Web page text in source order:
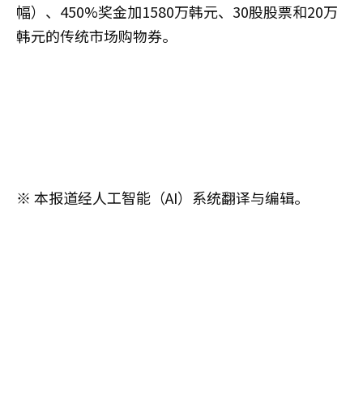
幅）、450%奖金加1580万韩元、30股股票和20万
韩元的传统市场购物券。
※ 本报道经人工智能（AI）系统翻译与编辑。